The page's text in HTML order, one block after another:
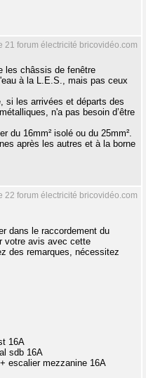
21 forum électricité bricovidéo.com
les châssis de fenêtre
à la L.E.S., mais pas ceux
si les arrivées et départs des
n'a pas besoin d’être
du 16mm² isolé ou du 25mm².
après les autres et à la borne
22 forum électricité bricovidéo.com
dans le raccordement du
votre avis avec cette
des remarques, nécessitez
16A
sdb 16A
escalier mezzanine 16A